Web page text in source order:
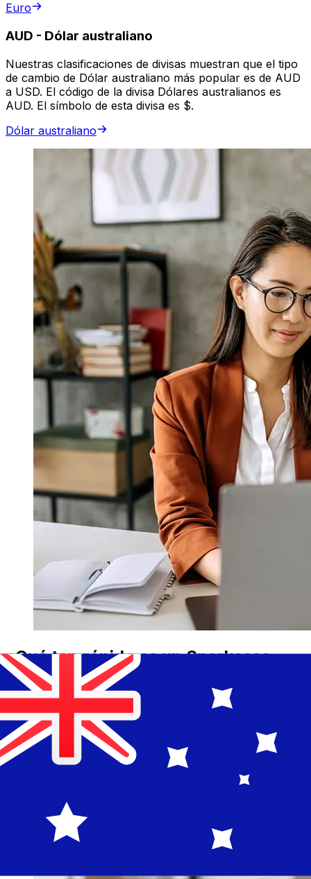
Euro
AUD - Dólar australiano
Nuestras clasificaciones de divisas muestran que el tipo
de cambio de Dólar australiano más popular es de AUD
a USD. El código de la divisa Dólares australianos es
AUD. El símbolo de esta divisa es $.
Dólar australiano
¿Qué tan rápido es un Sparkasse
Bank Malta EUR para AUD
transferencia?
Los tiempos de entrega para transferencias
internacionales con Sparkasse Bank Malta de Países
Miembros del Euro a Australia varían según el método
de pago y el momento de la transacción. Normalmente,
las transferencias bancarias internacionales tardan
bancarios y los controles de seguridad también pueden
afectar la entrega. Comprueba los tiempos límite de
Sparkasse Bank Maltapara evitar retrasos.